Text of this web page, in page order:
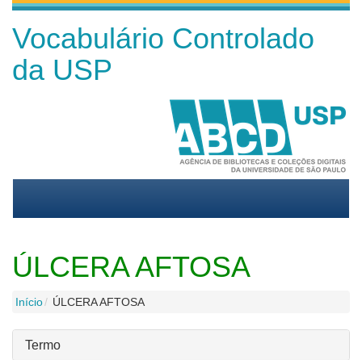
Vocabulário Controlado
da USP
ÚLCERA AFTOSA
Início ÚLCERA AFTOSA
Termo